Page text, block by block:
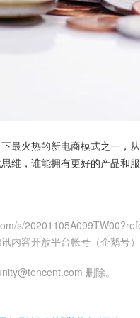
最火热的新电商模式之一，
维，谁能拥有更好的产品和
s/
内容开放平台帐号（企鹅号
删除。